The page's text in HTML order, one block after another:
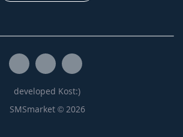
SMSmarket © 2026
developed Kost:)